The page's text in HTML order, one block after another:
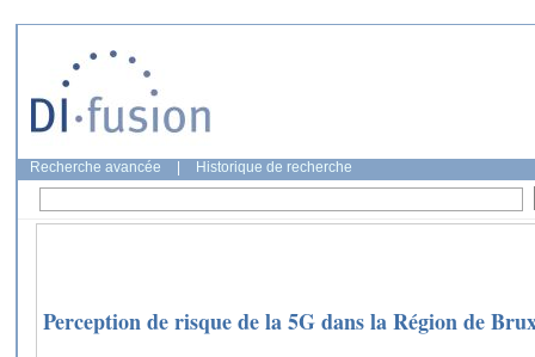
Recherche avancée Historique de recherche
Perception de risque de la 5G dans la Région de